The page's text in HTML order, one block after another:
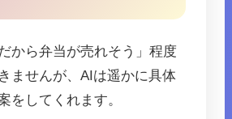
から弁当が売れそう」程度
ませんが、AIは遥かに具体
をしてくれます。